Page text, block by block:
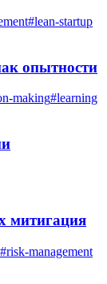
#lean-startup
опытности
making#learning
митигация
#risk-management